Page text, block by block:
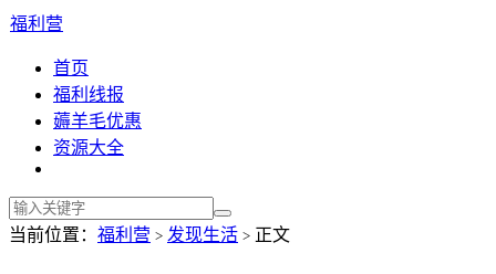
福利营
首页
福利线报
薅羊毛优惠
资源大全
当前位置： 福利营 > 发现生活 > 正文